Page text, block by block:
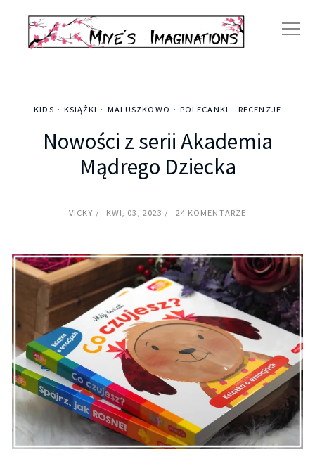
KIDS KSIĄŻKI MALUSZKOWO POLECANKI RECENZJE
Nowości z serii Akademia
Mądrego Dziecka
VICKY KWI, 03, 2023 24 KOMENTARZE